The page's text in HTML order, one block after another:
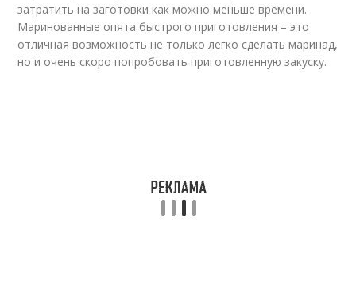
Суп с опятами Квашеные опёнки
затратить на заготовки как можно меньше времени.
Маринованные опята быстрого приготовления – это
отличная возможность не только легко сделать маринад,
но и очень скоро попробовать приготовленную закуску.